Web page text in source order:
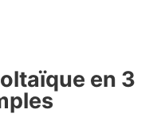
en 3